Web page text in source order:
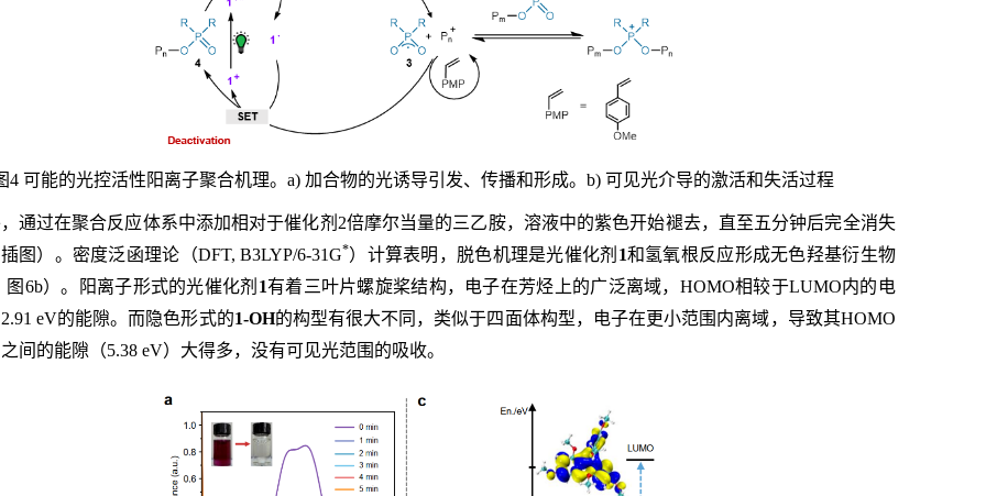
4 可能的光控活性阳离子聚合机理。a) 加合物的光诱导引发、传播和形成。b) 可见光介导的激活和失活过程
通过在聚合反应体系中添加相对于催化剂2倍摩尔当量的三乙胺，溶液中的紫色开始褪去，直至五分钟后完全消失
图）。密度泛函理论（DFT, B3LYP/6-31G*）计算表明，脱色机理是光催化剂 1和氢氧根反应形成无色羟基衍生物
图6b）。阳离子形式的光催化剂 1有着三叶片螺旋桨结构，电子在芳烃上的广泛离域，HOMO相较于LUMO内的电
eV的能隙。而隐色形式的1-OH的构型有很大不同，类似于四面体构型，电子在更小范围内离域，导致其HOMO
间的能隙（5.38 eV）大得多，没有可见光范围的吸收。